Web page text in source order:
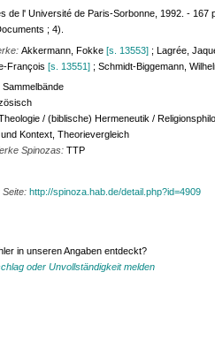
de l' Université de Paris-Sorbonne, 1992. -
; 4).
Akkermann, Fokke[s. 13553] ; Lagrée,
François[s. 13551] ; Schmidt-Biggemann,
Sammelbände
/ (biblische) Hermeneutik /
Kontext, Theorievergleich
Spinozas:TTP
Seite:http://spinoza.hab.de/detail.php?id=4909
in unseren Angaben entdeckt?
oder Unvollständigkeit melden